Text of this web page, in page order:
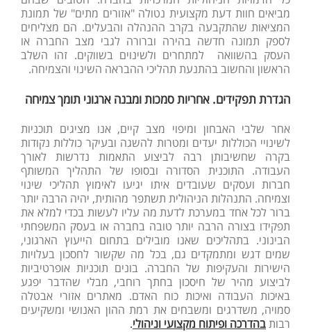
מביאים חוות דעת מקצועית נטולה "אזורים מתים" של תמונת
המציאות שהתקבעה בקרב ההנהלה והבעלים. הם מצליחים
לספק תמונה חדשה בהירה וברורה לגבי מצב החברה או
העסק בהשוואה למתחרים ולשינוים בשווקים. זהו השלב
הראשון והחשוב בהתנעת תהליכי ההבראה השינוי והצמיחה.
הגדרת תפקידים. אחריות סמכות ומבנה ארגוני תומך צמיחה
אחר שלבי האבחון ומיפוי מצב קיים, אנו מציגים תוכניות
לשינויי הכוללות יעדים ומטרות להשגה ובעיקר כוללות נקודות
בקרה שחשיבותן רבה לביצוע התאמות נדרשות לאורך
העבודה. התוכנית הסדורה ובסופו של התהליך המשותף
חברות ועסקים שעובדים איתו יגיעו לאימוץ תהליכי שינוי
וצמיחה. התנהלות הניהולית תשתפר מהותית, יהיה הרבה יותר
ברור לכל אחד במערכת לדעת מה עליו לעשות בכדי למלא את
תפקידו בצורה הרבה יותר טובה בחברה או בעסק המשפחתי
הבינוני. בתהליכים שאנו מובילים בתחום הייעוץ הארגוני,
שמים דגש ומתמקדים גם, בכל מה שקשור לחסכון בעלויות
הישירות והעקיפות של החברה. בונים תוכניות אופרטיביות
לביצוע מהיר של חיסכון בחתך רוחבי, מבלי שהדבר יפגע
באיכות העבודה ואיכות כוח האדם. מאתרים אזורי אבטלה
סמויה, משדרגים ומשבחים את רמת ההון האנושי ומשקיעים
רבותבהדרכה ופיתוח מקצועי וניהולי.